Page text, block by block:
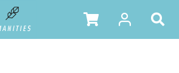
TABLE DES MATIÈRES